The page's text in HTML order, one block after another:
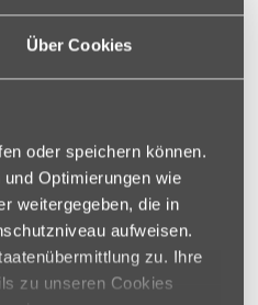
Über Cookies
oder speichern können.
Optimierungen wie
weitergegeben, die in
aufweisen.
zu. Ihre
zu unseren Cookies